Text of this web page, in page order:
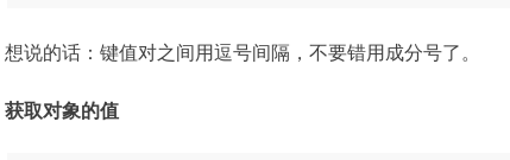
想说的话：键值对之间用逗号间隔，不要错用成分号了。
获取对象的值